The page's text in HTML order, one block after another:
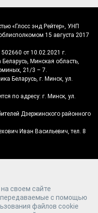
своем сайте
с помощью
файлов cookie
«Глосс энд Рейтер», УНП
15 августа 2017
от 10.02.2021 г.
Минская область,
21/3 – 7.
Беларусь, г. Минск, ул.
по адресу: г. Минск, ул.
Дзержинского районного
Иван Васильевич, тел. 8
в Беларуси